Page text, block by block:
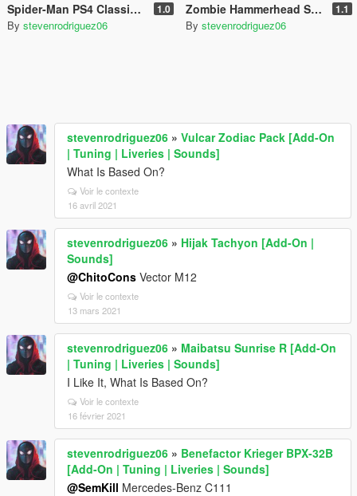
Spider-Man PS4 Classic Suit (Retexture V2) 1.0
By stevenrodriguez06
Zombie Hammerhead Shark Mod 1.1
By stevenrodriguez06
stevenrodriguez06 » Vulcar Zodiac Pack [Add-On
| Tuning | Liveries | Sounds]
What Is Based On?
Voir le contexte
16 avril 2021
stevenrodriguez06 » Hijak Tachyon [Add-On |
Sounds]
@ChitoCons Vector M12
Voir le contexte
13 mars 2021
stevenrodriguez06 » Maibatsu Sunrise R [Add-On
| Tuning | Liveries | Sounds]
I Like It, What Is Based On?
Voir le contexte
16 février 2021
stevenrodriguez06 » Benefactor Krieger BPX-32B
[Add-On | Tuning | Liveries | Sounds]
@SemKill Mercedes-Benz C111